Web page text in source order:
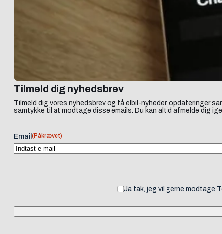
Tilmeld dig nyhedsbrev
Tilmeld dig vores nyhedsbrev og få elbil-nyheder, opdateringer
samtykke til at modtage disse emails. Du kan altid afmelde dig
Email (Påkrævet)
Ja tak, jeg vil gerne modtage